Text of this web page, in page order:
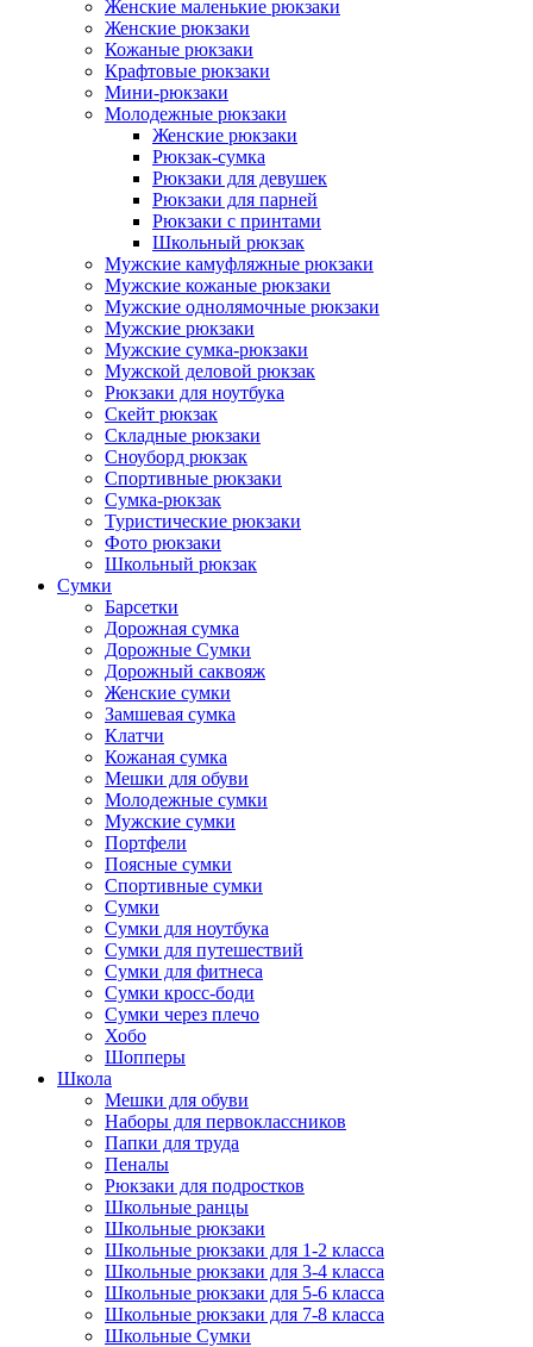
Женские маленькие рюкзаки
Женские рюкзаки
Кожаные рюкзаки
Крафтовые рюкзаки
Мини-рюкзаки
Молодежные рюкзаки
Женские рюкзаки
Рюкзак-сумка
Рюкзаки для девушек
Рюкзаки для парней
Рюкзаки с принтами
Школьный рюкзак
Мужские камуфляжные рюкзаки
Мужские кожаные рюкзаки
Мужские однолямочные рюкзаки
Мужские рюкзаки
Мужские сумка-рюкзаки
Мужской деловой рюкзак
Рюкзаки для ноутбука
Скейт рюкзак
Складные рюкзаки
Сноуборд рюкзак
Спортивные рюкзаки
Сумка-рюкзак
Туристические рюкзаки
Фото рюкзаки
Школьный рюкзак
Сумки
Барсетки
Дорожная сумка
Дорожные Сумки
Дорожный саквояж
Женские сумки
Замшевая сумка
Клатчи
Кожаная сумка
Мешки для обуви
Молодежные сумки
Мужские сумки
Портфели
Поясные сумки
Спортивные сумки
Сумки
Сумки для ноутбука
Сумки для путешествий
Сумки для фитнеса
Сумки кросс-боди
Сумки через плечо
Хобо
Шопперы
Школа
Мешки для обуви
Наборы для первоклассников
Папки для труда
Пеналы
Рюкзаки для подростков
Школьные ранцы
Школьные рюкзаки
Школьные рюкзаки для 1-2 класса
Школьные рюкзаки для 3-4 класса
Школьные рюкзаки для 5-6 класса
Школьные рюкзаки для 7-8 класса
Школьные Сумки